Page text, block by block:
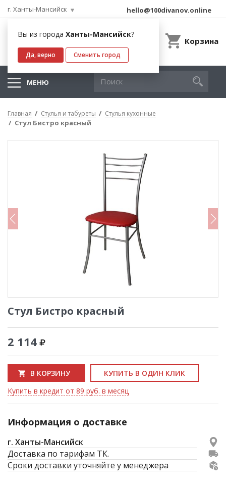
г. Ханты-Мансийск
Вы из города Ханты-Мансийск?
Да, верно Сменить город
hello@100divanov.online
Корзина
МЕНЮ
Главная Стулья и табуреты Стулья кухонные
Стул Бистро красный
Стул Бистро красный
2 114
В КОРЗИНУ
КУПИТЬ В ОДИН КЛИК
Купить в кредит от 89 руб. в месяц
Информация о доставке
г. Ханты-Мансийск
Доставка по тарифам ТК.
Сроки доставки уточняйте у менеджера